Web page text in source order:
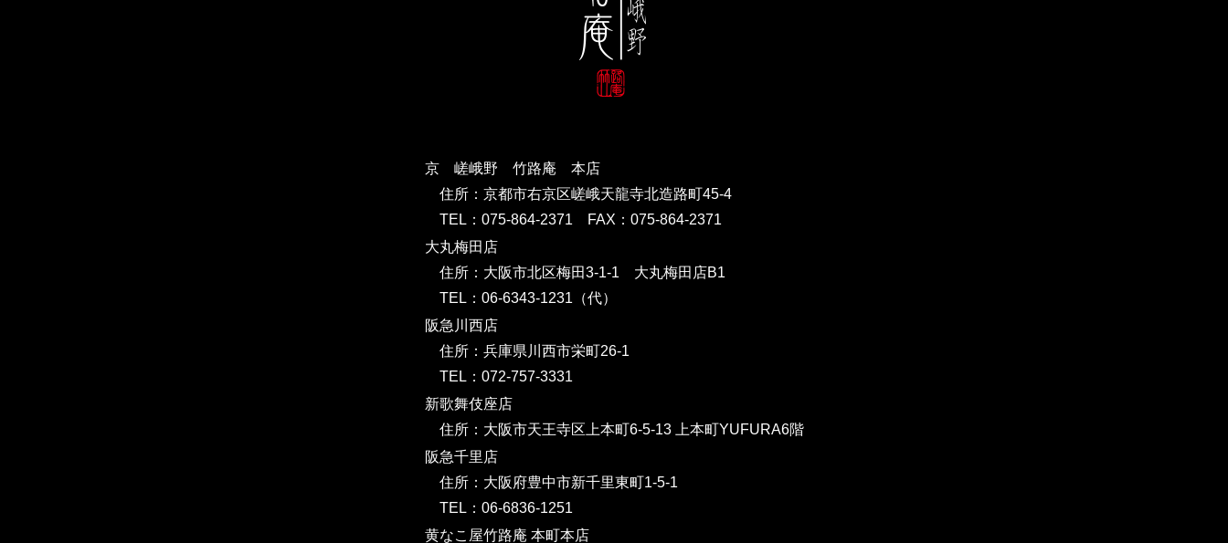
京 嵯峨野 竹路庵 本店
住所：京都市右京区嵯峨天龍寺北造路町45-4
TEL：075-864-2371 FAX：075-864-2371
大丸梅田店
住所：大阪市北区梅田3-1-1 大丸梅田店B1
TEL：06-6343-1231（代）
阪急川西店
住所：兵庫県川西市栄町26-1
TEL：072-757-3331
新歌舞伎座店
住所：大阪市天王寺区上本町6-5-13 上本町YUFURA6階
阪急千里店
住所：大阪府豊中市新千里東町1-5-1
TEL：06-6836-1251
黄なこ屋竹路庵 本町本店